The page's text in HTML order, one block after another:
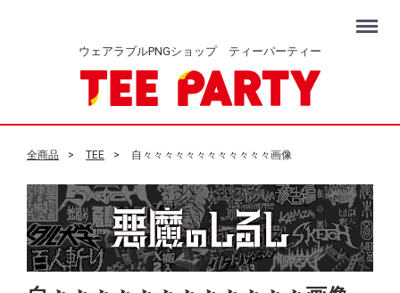
ウェアラブルPNGショップ ティーパーティー
Menu
全商品 TEE 自々々々々々々々々々々々々画像